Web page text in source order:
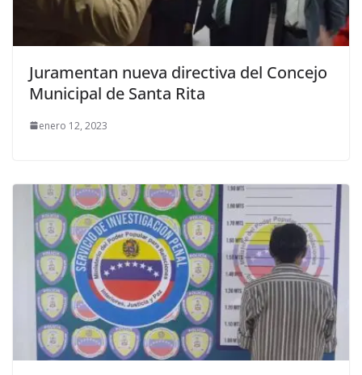
Juramentan nueva directiva del Concejo
Municipal de Santa Rita
enero 12, 2023